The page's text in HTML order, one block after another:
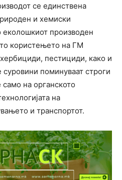
се единствена
и хемиски
производен
користењето на ГМ
пестициди, како и
поминуваат строги
на органското
на
и транспортот.